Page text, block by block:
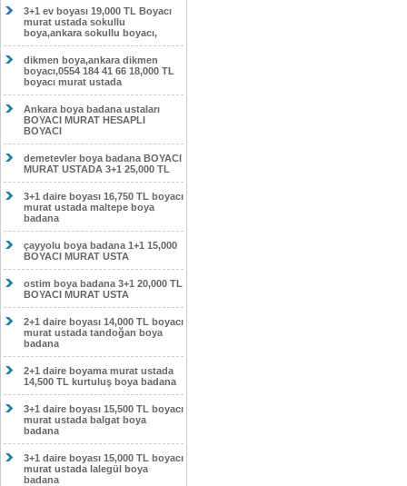
3+1 ev boyası 19,000 TL Boyacı
murat ustada sokullu
boya,ankara sokullu boyacı,
dikmen boya,ankara dikmen
boyacı,0554 184 41 66 18,000 TL
boyacı murat ustada
Ankara boya badana ustaları
BOYACI MURAT HESAPLI
BOYACI
demetevler boya badana BOYACI
MURAT USTADA 3+1 25,000 TL
3+1 daire boyası 16,750 TL boyacı
murat ustada maltepe boya
badana
çayyolu boya badana 1+1 15,000
BOYACI MURAT USTA
ostim boya badana 3+1 20,000 TL
BOYACI MURAT USTA
2+1 daire boyası 14,000 TL boyacı
murat ustada tandoğan boya
badana
2+1 daire boyama murat ustada
14,500 TL kurtuluş boya badana
3+1 daire boyası 15,500 TL boyacı
murat ustada balgat boya
badana
3+1 daire boyası 15,000 TL boyacı
murat ustada lalegül boya
badana